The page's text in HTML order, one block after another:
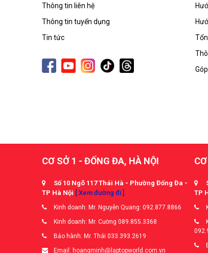
Thông tin liên hệ
Thông tin tuyển dụng
Tin tức
CƠ SỞ 1 - ĐỐNG ĐA, HÀ NỘI
Số 10 Ngõ 117 Thái Hà - Phường Đống Đa -
TP Hà Nội [ Xem đường đi ]
Kinh doanh: Mr. Nguyễn Quang: 092.877.8866
Kinh doanh: Mr. Cường 089.855.3368
Bảo hành: Mr. Thái 033.393.2619
Email: hoangminh@laptopworld.com.vn
TP